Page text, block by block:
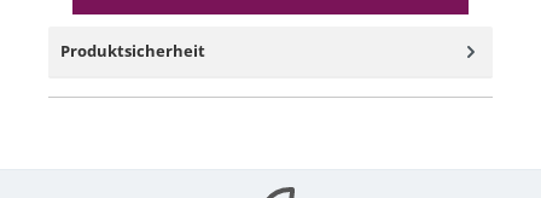
Produktsicherheit